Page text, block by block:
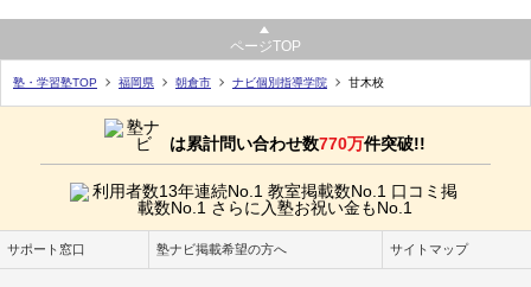
ページTOP
塾・学習塾TOP 福岡県 朝倉市 ナビ個別指導学院 甘木校
は累計問い合わせ数770万件突破!!
サポート窓口 塾ナビ掲載希望の方へ サイトマップ